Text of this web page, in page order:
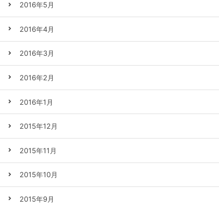
2016年5月
2016年4月
2016年3月
2016年2月
2016年1月
2015年12月
2015年11月
2015年10月
2015年9月